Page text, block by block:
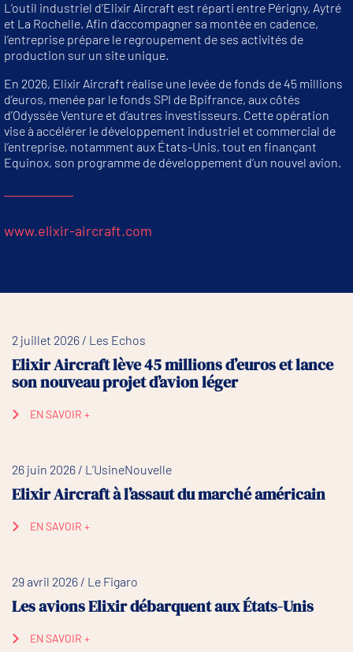
L’outil industriel d’Elixir Aircraft est réparti entre Périgny, Aytré
et La Rochelle. Afin d’accompagner sa montée en cadence,
l’entreprise prépare le regroupement de ses activités de
production sur un site unique.
En 2026, Elixir Aircraft réalise une levée de fonds de 45 millions
d’euros, menée par le fonds SPI de Bpifrance, aux côtés
d’Odyssée Venture et d’autres investisseurs. Cette opération
vise à accélérer le développement industriel et commercial de
l’entreprise, notamment aux États-Unis, tout en finançant
Equinox, son programme de développement d’un nouvel avion.
www.elixir-aircraft.com
2 juillet 2026 / Les Echos
Elixir Aircraft lève 45 millions d’euros et lance
son nouveau projet d’avion léger
EN SAVOIR +
26 juin 2026 / L’UsineNouvelle
Elixir Aircraft à l’assaut du marché américain
EN SAVOIR +
29 avril 2026 / Le Figaro
Les avions Elixir débarquent aux États-Unis
EN SAVOIR +